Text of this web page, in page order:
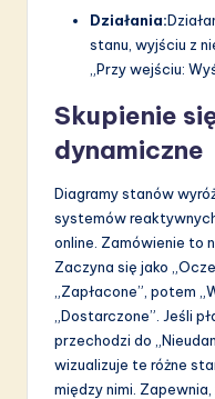
Działania:
stanu, wyjściu z
„Przy wejściu:
Skupienie
dynamiczne
Diagramy stanów
systemów
online. Zamówienie to
Zaczyna się jako
„Zapłacone”, potem
„Dostarczone”. Jeśli
przechodzi do
wizualizuje te różne
między nimi.